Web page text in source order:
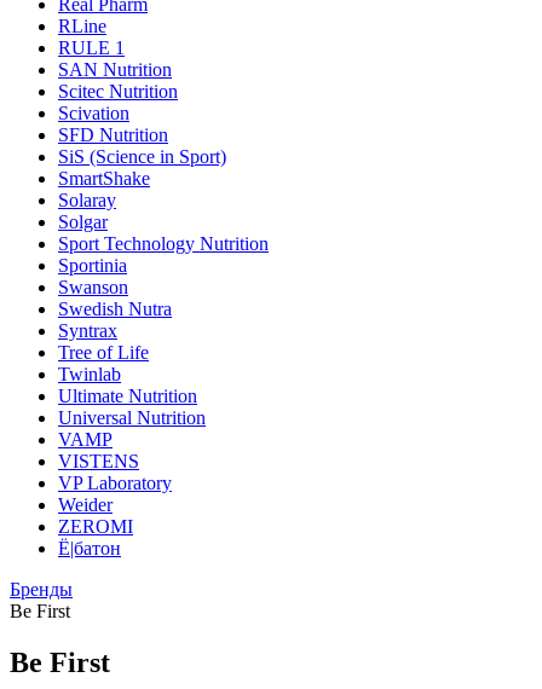
Real Pharm
RLine
RULE 1
SAN Nutrition
Scitec Nutrition
Scivation
SFD Nutrition
SiS (Science in Sport)
SmartShake
Solaray
Solgar
Sport Technology Nutrition
Sportinia
Swanson
Swedish Nutra
Syntrax
Tree of Life
Twinlab
Ultimate Nutrition
Universal Nutrition
VAMP
VISTENS
VP Laboratory
Weider
ZEROMI
Ё|батон
Бренды
Be First
Be First